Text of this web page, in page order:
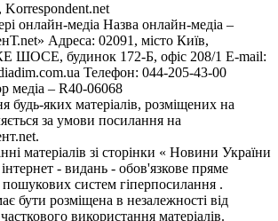
онлайн-медіа Назва онлайн-медіа –
Адреса: 02091, місто Київ,
ШОСЕ, будинок 172-Б, офіс 208/1 E-mail:
Телефон: 044-205-43-00
медіа – R40-06068
будь-яких матеріалів, розміщених на
за умови посилання на
матеріалів зі сторінки « Новини України
інтернет - видань - обов'язкове пряме
пошукових систем гіперпосилання .
бути розміщена в незалежності від
використання матеріалів.